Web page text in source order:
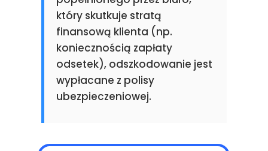
który skutkuje stratą
finansową klienta (np.
koniecznością zapłaty
odsetek), odszkodowanie jest
wypłacane z polisy
ubezpieczeniowej.